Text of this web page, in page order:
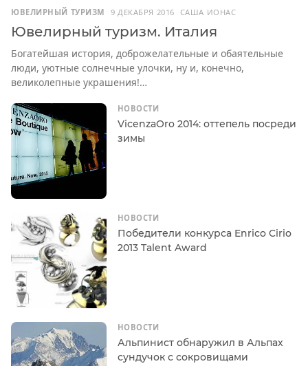
ЮВЕЛИРНЫЙ ТУРИЗМ 9 ДЕКАБРЯ 2016 САША ИОНАС
Ювелирный туризм. Италия
Богатейшая история, доброжелательные и обаятельные
люди, уютные солнечные улочки, ну и, конечно,
великолепные украшения!…
НОВОСТИ
VicenzaOro 2014: оттепель посреди
зимы
НОВОСТИ
Победители конкурса Enrico Cirio
2013 Talent Award
НОВОСТИ
Альпинист обнаружил в Альпах
сундучок с сокровищами